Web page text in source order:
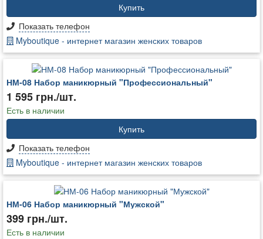
Купить
Показать телефон
Myboutique - интернет магазин женских товаров
НМ-08 Набор маникюрный "Профессиональный"
1 595 грн./шт.
Есть в наличии
Купить
Показать телефон
Myboutique - интернет магазин женских товаров
НМ-06 Набор маникюрный "Мужской"
399 грн./шт.
Есть в наличии